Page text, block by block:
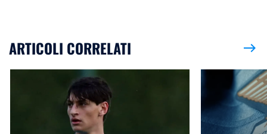
ARTICOLI CORRELATI east